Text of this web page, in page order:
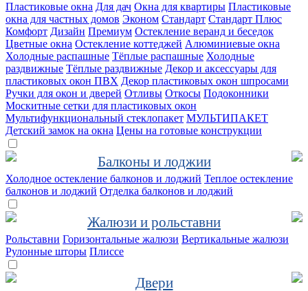
Пластиковые окна Для дач Окна для квартиры Пластиковые
окна для частных домов Эконом Стандарт Стандарт Плюс
Комфорт Дизайн Премиум Остекление веранд и беседок
Цветные окна Остекление коттеджей Алюминиевые окна
Холодные распашные Тёплые распашные Холодные
раздвижные Тёплые раздвижные Декор и аксессуары для
пластиковых окон ПВХ Декор пластиковых окон шпросами
Ручки для окон и дверей Отливы Откосы Подоконники
Москитные сетки для пластиковых окон
Мультифункциональный стеклопакет МУЛЬТИПАКЕТ
Детский замок на окна Цены на готовые конструкции
Балконы и лоджии
Холодное остекление балконов и лоджий Теплое остекление
балконов и лоджий Отделка балконов и лоджий
Жалюзи и рольставни
Рольставни Горизонтальные жалюзи Вертикальные жалюзи
Рулонные шторы Плиссе
Двери